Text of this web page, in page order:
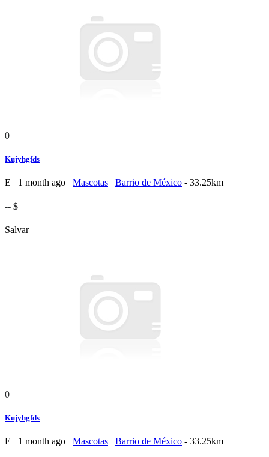
0
Kujyhgfds
E 1 month ago Mascotas Barrio de México - 33.25km
-- $
Salvar
0
Kujyhgfds
E 1 month ago Mascotas Barrio de México - 33.25km